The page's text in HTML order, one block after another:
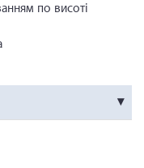
по висоті